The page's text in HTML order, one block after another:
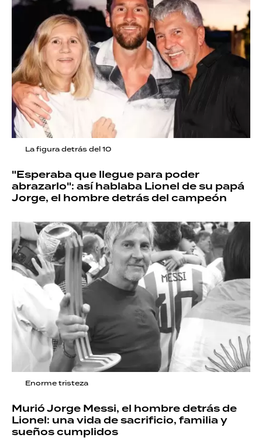
La figura detrás del 10
"Esperaba que llegue para poder
abrazarlo": así hablaba Lionel de su papá
Jorge, el hombre detrás del campeón
Enorme tristeza
Murió Jorge Messi, el hombre detrás de
Lionel: una vida de sacrificio, familia y
sueños cumplidos